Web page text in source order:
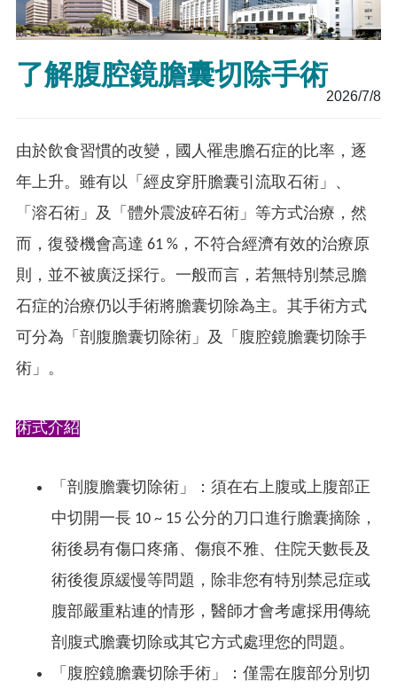
了解腹腔鏡膽囊切除手術
2026/7/8
由於飲食習慣的改變，國人罹患膽石症的比率，逐
年上升。雖有以「經皮穿肝膽囊引流取石術」、
「溶石術」及「體外震波碎石術」等方式治療，然
而，復發機會高達 61 %，不符合經濟有效的治療原
則，並不被廣泛採行。一般而言，若無特別禁忌膽
石症的治療仍以手術將膽囊切除為主。其手術方式
可分為「剖腹膽囊切除術」及「腹腔鏡膽囊切除手
術」。
術式介紹
「剖腹膽囊切除術」：須在右上腹或上腹部正
中切開一長 10 ~ 15 公分的刀口進行膽囊摘除，
術後易有傷口疼痛、傷痕不雅、住院天數長及
術後復原緩慢等問題，除非您有特別禁忌症或
腹部嚴重粘連的情形，醫師才會考慮採用傳統
剖腹式膽囊切除或其它方式處理您的問題。
「腹腔鏡膽囊切除手術」：僅需在腹部分別切